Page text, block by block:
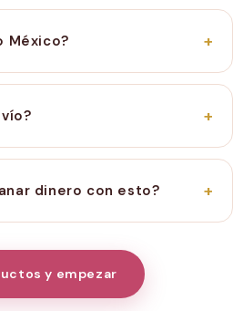
y otros métodos
México? +
El tiempo de entrega
+
alcanzas el mínimo, pero es
dinero con esto? +
de hasta el 100%. Ya hay
ingresos.
y empezar